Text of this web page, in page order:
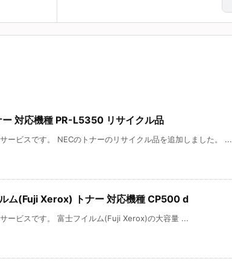
ー 対応機種 PR-L5350 リサイクル品
ービスです。 NECのトナーのリサイクル品を追加しました。 ...
ルム(Fuji Xerox) トナー 対応機種 CP500 d
ービスです。 富士フイルム(Fuji Xerox)の大容量 ...